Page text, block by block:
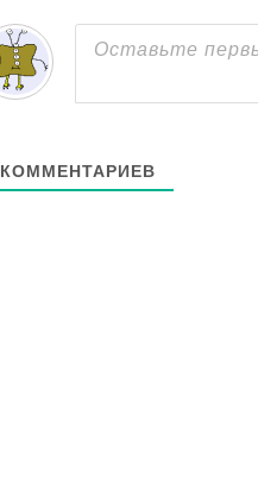
КОММЕНТАРИЕВ